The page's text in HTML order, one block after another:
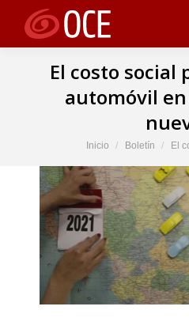
El costo social
automóvil
Estás aquí:
Inicio Boletín El